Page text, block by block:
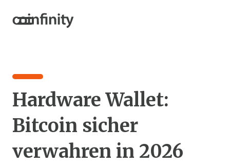
Hardware Wallet:
Bitcoin sicher
verwahren in 2026